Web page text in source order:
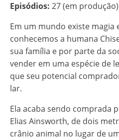
Episódios: 27 (em produção)
Em um mundo existe magia
conhecemos a humana
sua família e por parte da
vender em uma espécie de
que seu potencial
lar.
Ela acaba sendo comprada
Elias Ainsworth, de dois
crânio animal no lugar de